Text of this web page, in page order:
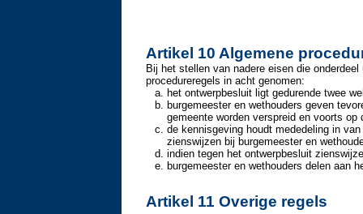
Artikel 10 Algemene
Bij het stellen van nadere eisen die
procedureregels in acht genomen:
het ontwerpbesluit ligt gedurende twee
burgemeester en wethouders geven
gemeente worden verspreid en voorts op
de kennisgeving houdt mededeling in
zienswijzen bij burgemeester en
indien tegen het ontwerpbesluit
burgemeester en wethouders delen aan
Artikel 11 Overige regels